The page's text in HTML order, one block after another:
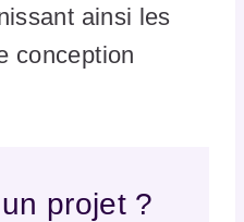
ainsi les
conception
projet ?